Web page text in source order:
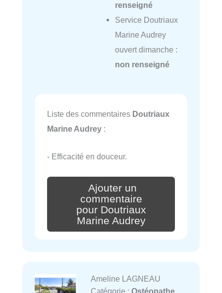
renseigné
Service Doutriaux
Marine Audrey
ouvert dimanche :
non renseigné
Liste des commentaires Doutriaux
Marine Audrey :
- Efficacité en douceur.
Ajouter un
commentaire
pour Doutriaux
Marine Audrey
Ameline LAGNEAU
Catégorie : Ostéopathe